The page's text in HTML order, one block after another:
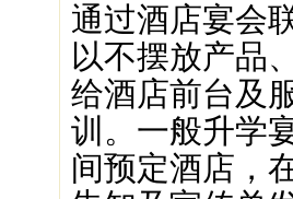
通过酒店宴会
以不摆放产品
给酒店前台及
训。一般升学
间预定酒店，